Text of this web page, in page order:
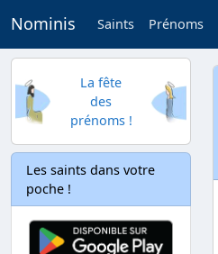
Nominis Saints Prénoms
La fête
des
prénoms !
Les saints dans votre
poche !